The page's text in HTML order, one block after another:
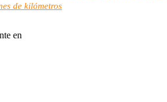
de kilómetros
en